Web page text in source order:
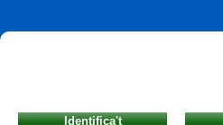
Identifica't